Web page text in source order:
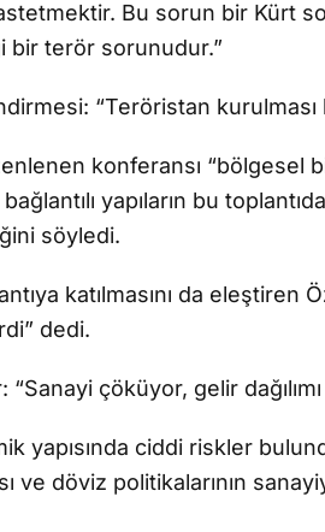
Bu sorun bir Kürt
bir terör sorunudur.”
“Teröristan
konferansı “bölgesel
yapıların bu
söyledi.
katılmasını da eleştiren
dedi.
çöküyor, gelir
yapısında ciddi riskler
ve döviz politikalarının